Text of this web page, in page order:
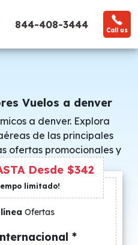
844-408-3444 Call us
Vuelos a denver
a denver. Explora
de las principales
ofertas promocionales y
especiales.
Desde $342
limitado!
Ofertas
*